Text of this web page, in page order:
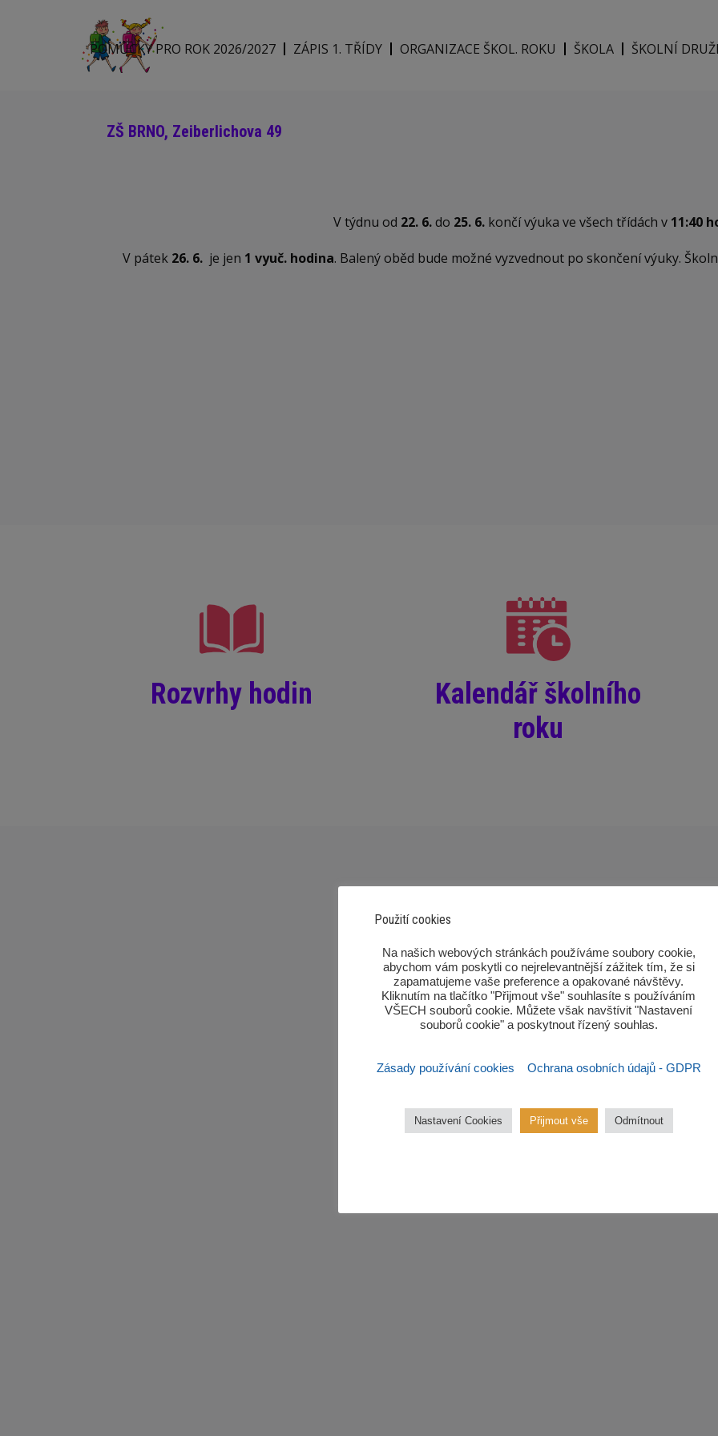
POMŮCKY PRO ROK 2026/2027 ZÁPIS 1. TŘÍDY ORGANIZACE ŠKOL. ROKU ŠKOLA ŠKOLNÍ
ZŠ BRNO, Zeiberlichova 49
V týdnu od 22. 6.do 25. 6.končí výuka ve všech třídách v 11:40
V pátek 26. 6.je jen 1 vyuč. hodina. Balený oběd bude možné vyzvednout po skončení výuky.
Rozvrhy hodin
Kalendář školního
roku
Použití cookies
‎Na našich webových stránkách používáme soubory cookie,
abychom vám poskytli co nejrelevantnější zážitek tím, že si
zapamatujeme vaše preference a opakované návštěvy.
Kliknutím na tlačítko "Přijmout vše" souhlasíte s používáním
VŠECH souborů cookie. Můžete však navštívit "Nastavení
souborů cookie" a poskytnout řízený souhlas.‎
Zásady používání cookies Ochrana osobních údajů - GDPR
Nastavení Cookies Přijmout vše Odmítnout